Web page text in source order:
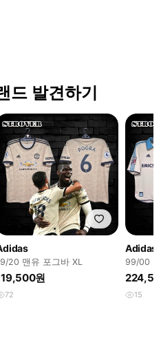
드 발견하기
20 맨유 포그바 XL
원
72
Adidas
99/00
15